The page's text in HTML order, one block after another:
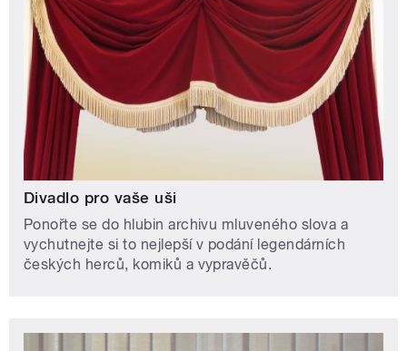
Divadlo pro vaše uši
Ponořte se do hlubin archivu mluveného slova a
vychutnejte si to nejlepší v podání legendárních
českých herců, komiků a vypravěčů.